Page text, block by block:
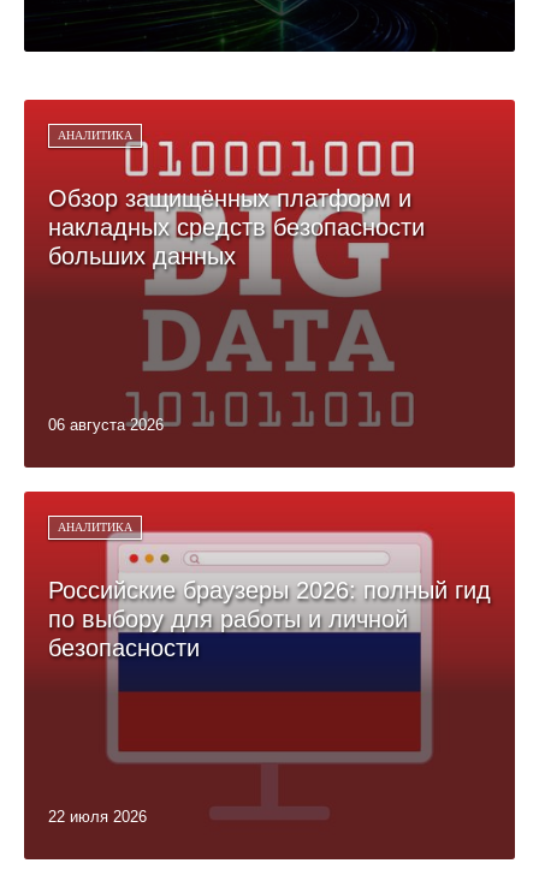
АНАЛИТИКА
Обзор защищённых платформ и
накладных средств безопасности
больших данных
06 августа 2026
АНАЛИТИКА
Российские браузеры 2026: полный гид
по выбору для работы и личной
безопасности
22 июля 2026